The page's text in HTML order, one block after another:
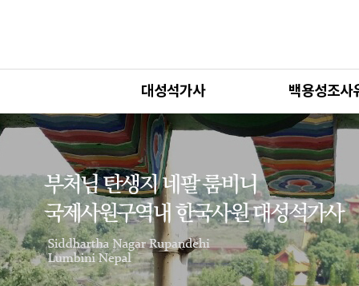
대성석가사 백용성조사